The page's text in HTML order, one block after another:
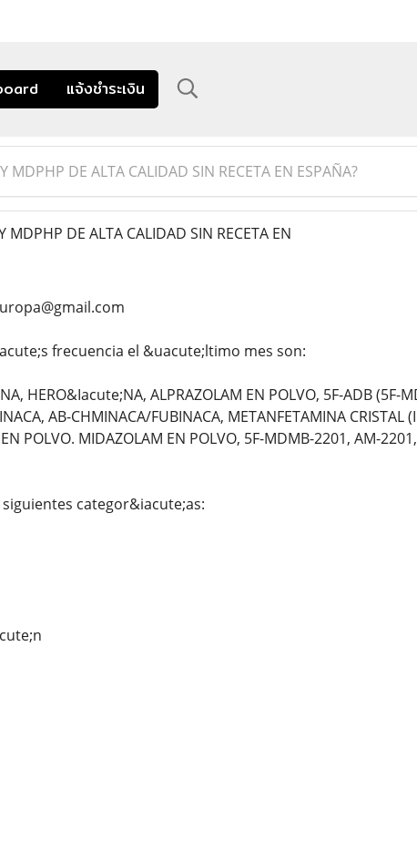
แจ้งชำระเงิน
DE ALTA CALIDAD SIN RECETA EN ESPAÑA?
DE ALTA CALIDAD SIN RECETA EN
frecuencia el &uacute;ltimo mes son:
HERO&Iacute;NA, ALPRAZOLAM EN POLVO, 5F-ADB (5F-
AB-CHMINACA/FUBINACA, METANFETAMINA CRISTAL
POLVO. MIDAZOLAM EN POLVO, 5F-MDMB-2201, AM-
categor&iacute;as: